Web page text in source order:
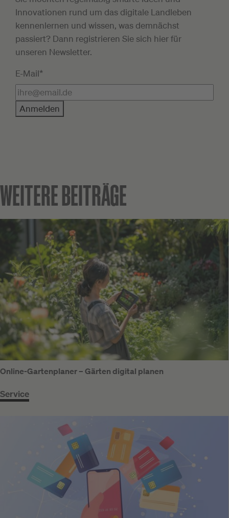
Innovationen rund um das digitale Landleben
kennenlernen und wissen, was demnächst
passiert? Dann registrieren Sie sich hier für
unseren Newsletter.
E-Mail*
Anmelden
WEITERE BEITRÄGE
Online-Gartenplaner – Gärten digital planen
Service